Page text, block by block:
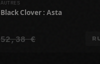
AUTRES
Black Clover : Asta
52,38 €